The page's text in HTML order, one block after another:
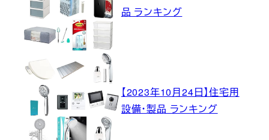
品 ランキング
【2023年10月24日】住宅用
設備・製品 ランキング